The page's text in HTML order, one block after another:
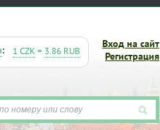
Вход на сайт
Регистрация
: 1 CZK= 3.86 RUB